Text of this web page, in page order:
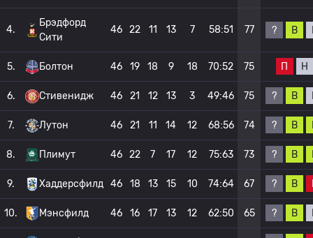
4.
Брэдфорд
Сити
46 22 11 13 7 58:51 77 ? В
5. Болтон 46 19 18 9 18 70:52 75 П Н
6. Стивенидж 46 21 12 13 3 49:46 75 ? В
7. Лутон 46 21 11 14 12 68:56 74 ? В
8. Плимут 46 22 7 17 12 75:63 73 ? В
9. Хаддерсфилд 46 18 13 15 10 74:64 67 ? В
10. Мэнсфилд 46 16 17 13 12 62:50 65 ? В